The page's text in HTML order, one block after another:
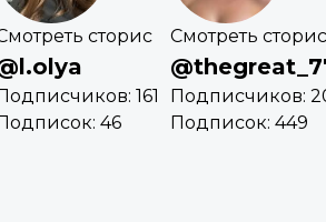
сторис
Подписчиков: 161
Подписок: 46
Смотреть сторис
Подписчиков:
Подписок: 449